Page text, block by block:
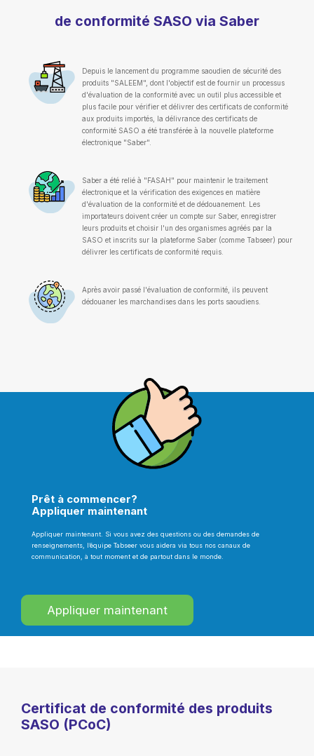
de conformité SASO via Saber
Depuis le lancement du programme saoudien de sécurité des
produits "SALEEM", dont l'objectif est de fournir un processus
d'évaluation de la conformité avec un outil plus accessible et
plus facile pour vérifier et délivrer des certificats de conformité
aux produits importés, la délivrance des certificats de
conformité SASO a été transférée à la nouvelle plateforme
électronique "Saber".
Saber a été relié à "FASAH" pour maintenir le traitement
électronique et la vérification des exigences en matière
d'évaluation de la conformité et de dédouanement. Les
importateurs doivent créer un compte sur Saber, enregistrer
leurs produits et choisir l'un des organismes agréés par la
SASO et inscrits sur la plateforme Saber (comme Tabseer) pour
délivrer les certificats de conformité requis.
Après avoir passé l'évaluation de conformité, ils peuvent
dédouaner les marchandises dans les ports saoudiens.
Prêt à commencer?
Appliquer maintenant
Appliquer maintenant. Si vous avez des questions ou des demandes de
renseignements, l’équipe Tabseer vous aidera via tous nos canaux de
communication, à tout moment et de partout dans le monde.
Appliquer maintenant
Certificat de conformité des produits
SASO (PCoC)